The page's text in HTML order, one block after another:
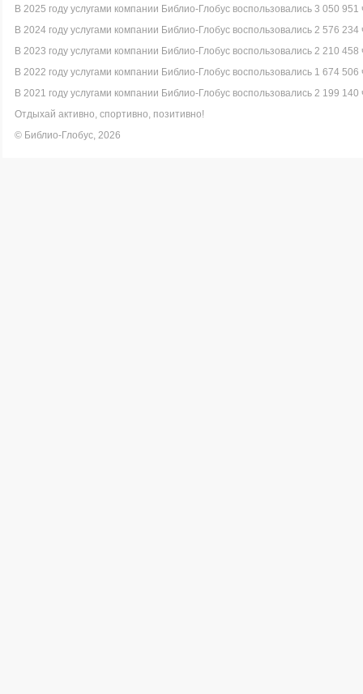
В 2025 году услугами компании Библио-Глобус воспользовались 3 050 951
В 2024 году услугами компании Библио-Глобус воспользовались 2 576 234
В 2023 году услугами компании Библио-Глобус воспользовались 2 210 458
В 2022 году услугами компании Библио-Глобус воспользовались 1 674 506
В 2021 году услугами компании Библио-Глобус воспользовались 2 199 140
Отдыхай активно, спортивно, позитивно!
© Библио-Глобус, 2026